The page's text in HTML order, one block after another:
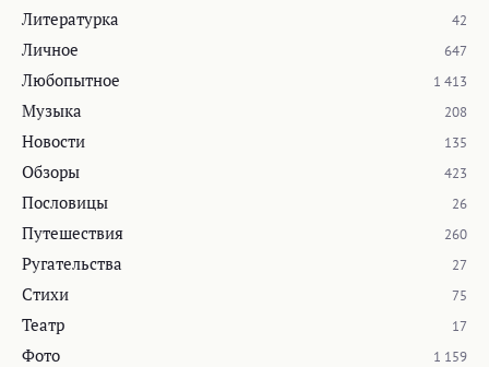
Литературка 42
Личное 647
Любопытное 1 413
Музыка 208
Новости 135
Обзоры 423
Пословицы 26
Путешествия 260
Ругательства 27
Стихи 75
Театр 17
Фото 1 159